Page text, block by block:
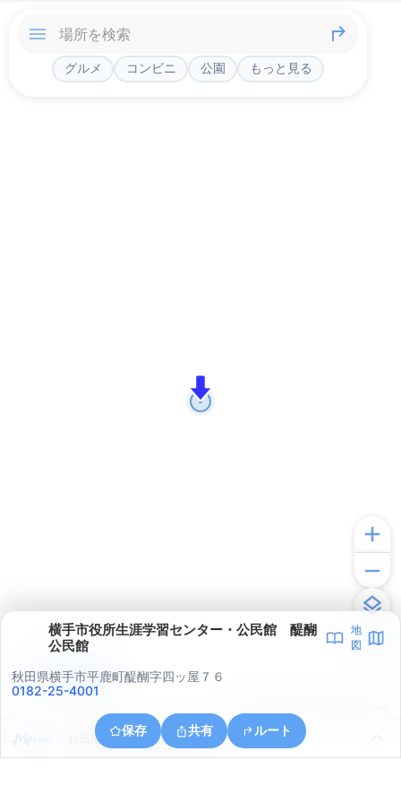
グルメ コンビニ 公園 もっと見る
横手市役所生涯学習センター・公民館 醍醐
公民館
地
図
秋田県横手市平鹿町醍醐字四ッ屋７６
0182-25-4001
保存 共有 ルート
秋田県横手市平鹿町醍醐西沖田
アプリで見る